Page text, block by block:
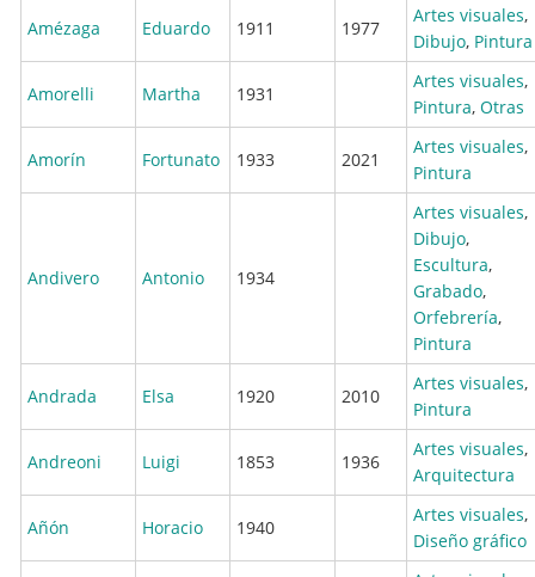
Amézaga Eduardo 1911 1977
Artes visuales,
Dibujo, Pintura
Amorelli Martha 1931
Artes visuales,
Pintura, Otras
Amorín Fortunato 1933 2021
Artes visuales,
Pintura
Andivero Antonio 1934
Artes visuales,
Dibujo,
Escultura,
Grabado,
Orfebrería,
Pintura
Andrada Elsa 1920 2010
Artes visuales,
Pintura
Andreoni Luigi 1853 1936
Artes visuales,
Arquitectura
Añón Horacio 1940
Artes visuales,
Diseño gráfico